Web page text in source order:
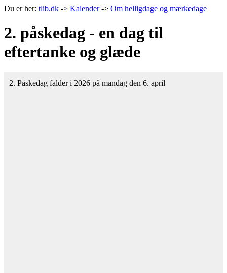
Du er her: tlib.dk -> Kalender-> Om helligdage og mærkedage
2. påskedag - en dag til
eftertanke og glæde
2. Påskedag falder i 2026 på mandag den 6. april